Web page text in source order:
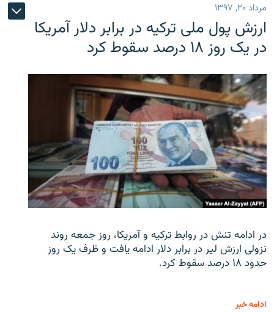
مرداد ۲۰, ۱۳۹۷
ارزش پول ملی ترکیه در برابر دلار آمریکا
در یک روز ۱۸ درصد سقوط کرد
در ادامه تنش در روابط ترکیه و آمریکا، روز جمعه روند
نزولی ارزش لیر در برابر دلار ادامه یافت و ظرف یک روز
حدود ۱۸ درصد سقوط کرد.
ادامه خبر